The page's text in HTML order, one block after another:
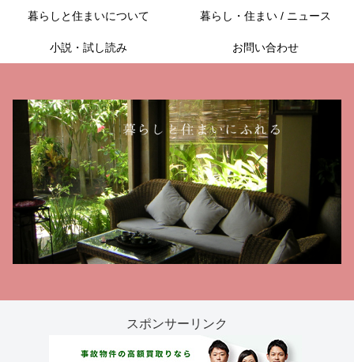
暮らしと住まいについて 暮らし・住まい / ニュース
小説・試し読み お問い合わせ
スポンサーリンク